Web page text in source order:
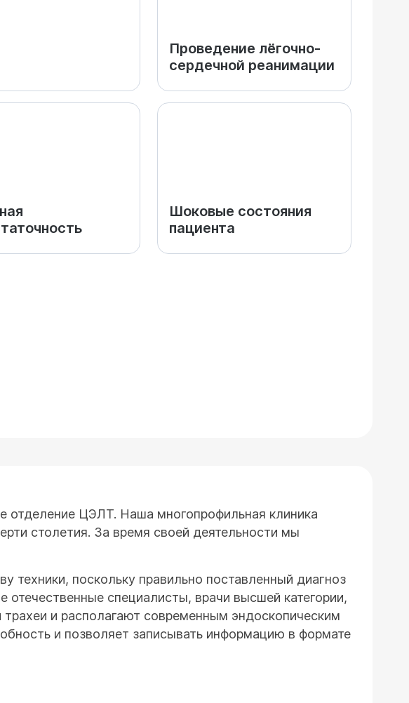
Проведение лёгочно-
сердечной реанимации
Шоковые состояния
пациента
отделение ЦЭЛТ. Наша многопрофильная клиника
столетия. За время своей деятельности мы
техники, поскольку правильно поставленный диагноз
специалисты, врачи высшей категории,
и располагают современным эндоскопическим
и позволяет записывать информацию в формате